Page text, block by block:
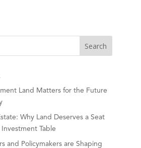
Land Matters for the Future
Why Land Deserves a Seat
Table
and Policymakers are Shaping